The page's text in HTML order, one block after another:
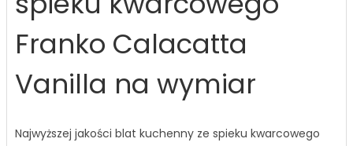
Franko Calacatta
Vanilla na wymiar
Najwyższej jakości blat kuchenny ze spieku kwarcowego